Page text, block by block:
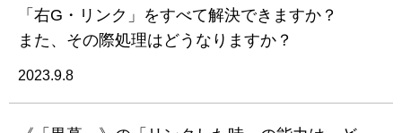
「右G・リンク」をすべて解決できますか？
また、その際処理はどうなりますか？
2023.9.8